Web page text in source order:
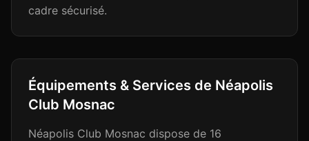
cadre sécurisé.
Équipements & Services de Néapolis
Club Mosnac
Néapolis Club Mosnac dispose de 16